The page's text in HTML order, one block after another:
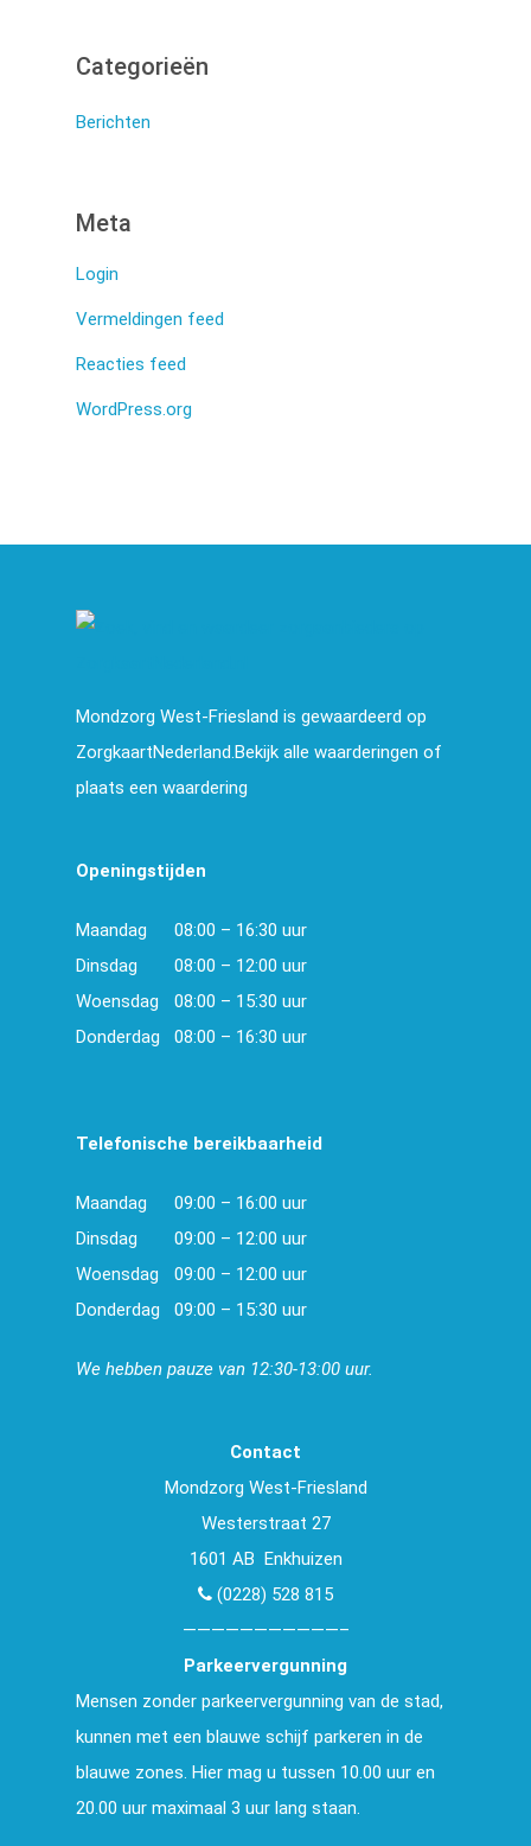
Categorieën
Berichten
Meta
Login
Vermeldingen feed
Reacties feed
WordPress.org
Mondzorg West-Friesland is gewaardeerd op
ZorgkaartNederland.Bekijk alle waarderingen of
plaats een waardering
Openingstijden
Maandag
08:00 – 16:30 uur
Dinsdag
08:00 – 12:00 uur
Woensdag
08:00 – 15:30 uur
Donderdag
08:00 – 16:30 uur
Telefonische bereikbaarheid
Maandag
09:00 – 16:00 uur
Dinsdag
09:00 – 12:00 uur
Woensdag
09:00 – 12:00 uur
Donderdag
09:00 – 15:30 uur
We hebben pauze van 12:30-13:00 uur.
Contact
Mondzorg West-Friesland
Westerstraat 27
1601 AB Enkhuizen
(0228) 528 815
———————————–
Parkeervergunning
Mensen zonder parkeervergunning van de stad,
kunnen met een blauwe schijf parkeren in de
blauwe zones. Hier mag u tussen 10.00 uur en
20.00 uur maximaal 3 uur lang staan.